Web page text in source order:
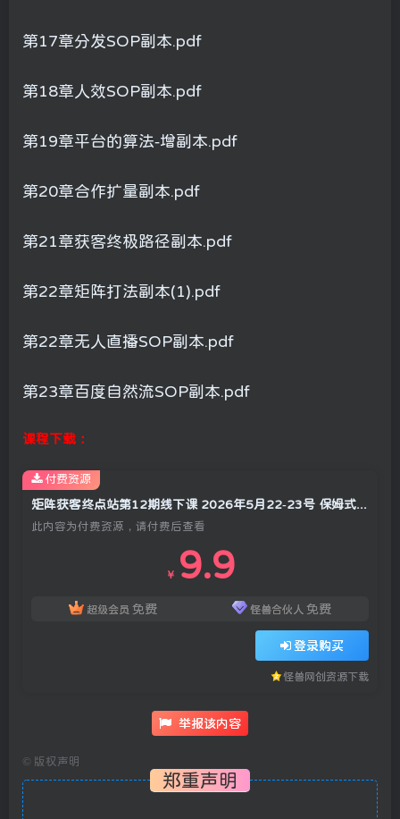
第17章分发SOP副本.pdf
第18章人效SOP副本.pdf
第19章平台的算法-增副本.pdf
第20章合作扩量副本.pdf
第21章获客终极路径副本.pdf
第22章矩阵打法副本(1).pdf
第22章无人直播SOP副本.pdf
第23章百度自然流SOP副本.pdf
课程下载：
此内容为付费资源，请付费后查看
￥ 9.9
超级会员 免费 怪兽合伙人 免费
登录购买
怪兽网创资源下载
付费资源
举报该内容
© 版权声明
郑重声明